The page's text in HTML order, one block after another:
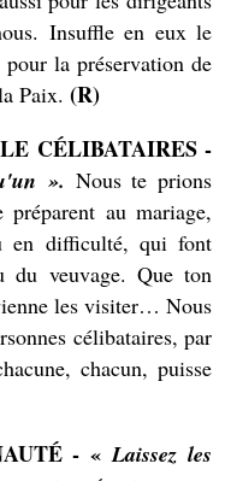
Insuffle en eux le
la préservation de
Paix. (R)
CÉLIBATAIRES -
». Nous te prions
au mariage,
en difficulté, qui font
du veuvage. Que ton
les visiter… Nous
célibataires, par
chacun, puisse
- «Laissez les